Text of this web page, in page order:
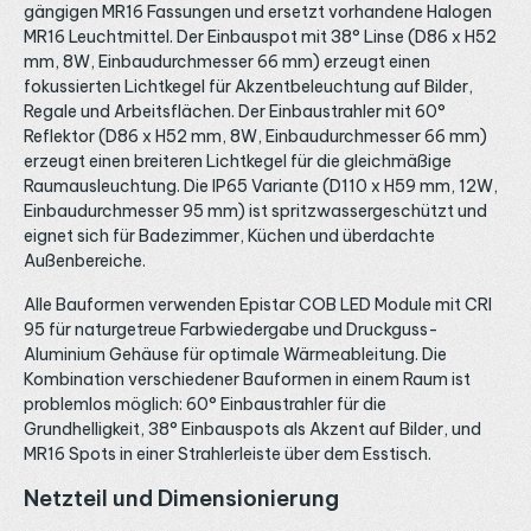
gängigen MR16 Fassungen und ersetzt vorhandene Halogen
MR16 Leuchtmittel. Der Einbauspot mit 38° Linse (D86 x H52
mm, 8W, Einbaudurchmesser 66 mm) erzeugt einen
fokussierten Lichtkegel für Akzentbeleuchtung auf Bilder,
Regale und Arbeitsflächen. Der Einbaustrahler mit 60°
Reflektor (D86 x H52 mm, 8W, Einbaudurchmesser 66 mm)
erzeugt einen breiteren Lichtkegel für die gleichmäßige
Raumausleuchtung. Die IP65 Variante (D110 x H59 mm, 12W,
Einbaudurchmesser 95 mm) ist spritzwassergeschützt und
eignet sich für Badezimmer, Küchen und überdachte
Außenbereiche.
Alle Bauformen verwenden Epistar COB LED Module mit CRI
95 für naturgetreue Farbwiedergabe und Druckguss-
Aluminium Gehäuse für optimale Wärmeableitung. Die
Kombination verschiedener Bauformen in einem Raum ist
problemlos möglich: 60° Einbaustrahler für die
Grundhelligkeit, 38° Einbauspots als Akzent auf Bilder, und
MR16 Spots in einer Strahlerleiste über dem Esstisch.
Netzteil und Dimensionierung